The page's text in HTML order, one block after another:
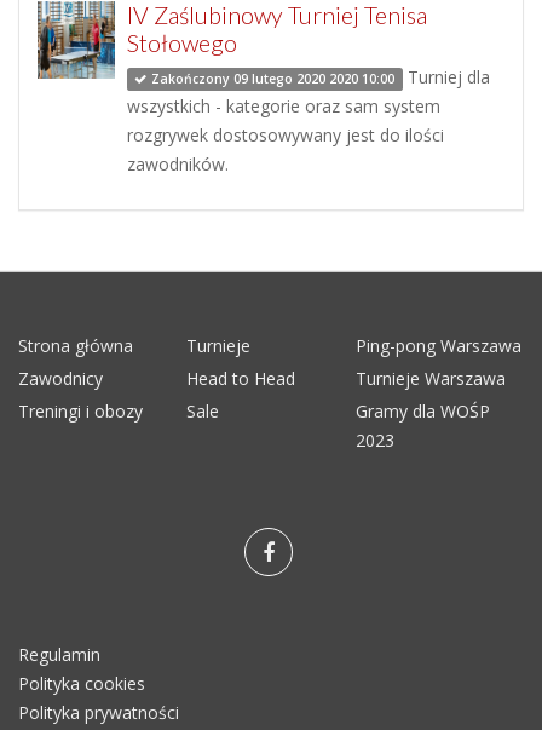
IV Zaślubinowy Turniej Tenisa
Stołowego
Zakończony 09 lutego 2020 2020 10:00 Turniej dla
wszystkich - kategorie oraz sam system
rozgrywek dostosowywany jest do ilości
zawodników.
Strona główna Turnieje
Ping-pong Warszawa
Zawodnicy
Head to Head
Turnieje Warszawa
Treningi i obozy
Sale
Gramy dla WOŚP
2023
Regulamin
Polityka cookies
Polityka prywatności